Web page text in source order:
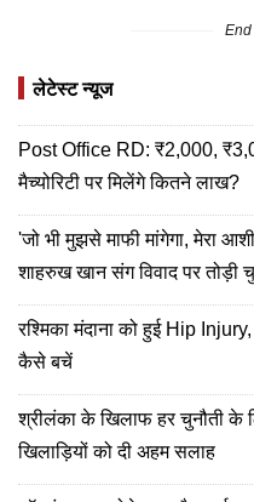
End
लेटेस्ट न्यूज
Post Office RD: ₹2,000,
मैच्योरिटी पर मिलेंगे कितने लाख?
'जो भी मुझसे माफी मांगेगा, मेरा
शाहरुख खान संग विवाद पर तोड़ी
रश्मिका मंदाना को हुई Hip
कैसे बचें
श्रीलंका के खिलाफ हर चुनौती के
खिलाड़ियों को दी अहम सलाह